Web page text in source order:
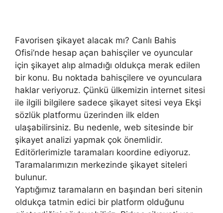
Favorisen şikayet alacak mı? Canlı Bahis
Ofisi’nde hesap açan bahisçiler ve oyuncular
için şikayet alıp almadığı oldukça merak edilen
bir konu. Bu noktada bahisçilere ve oyunculara
haklar veriyoruz. Çünkü ülkemizin internet sitesi
ile ilgili bilgilere sadece şikayet sitesi veya Ekşi
sözlük platformu üzerinden ilk elden
ulaşabilirsiniz. Bu nedenle, web sitesinde bir
şikayet analizi yapmak çok önemlidir.
Editörlerimizle taramaları koordine ediyoruz.
Taramalarımızın merkezinde şikayet siteleri
bulunur.
Yaptığımız taramaların en başından beri sitenin
oldukça tatmin edici bir platform olduğunu